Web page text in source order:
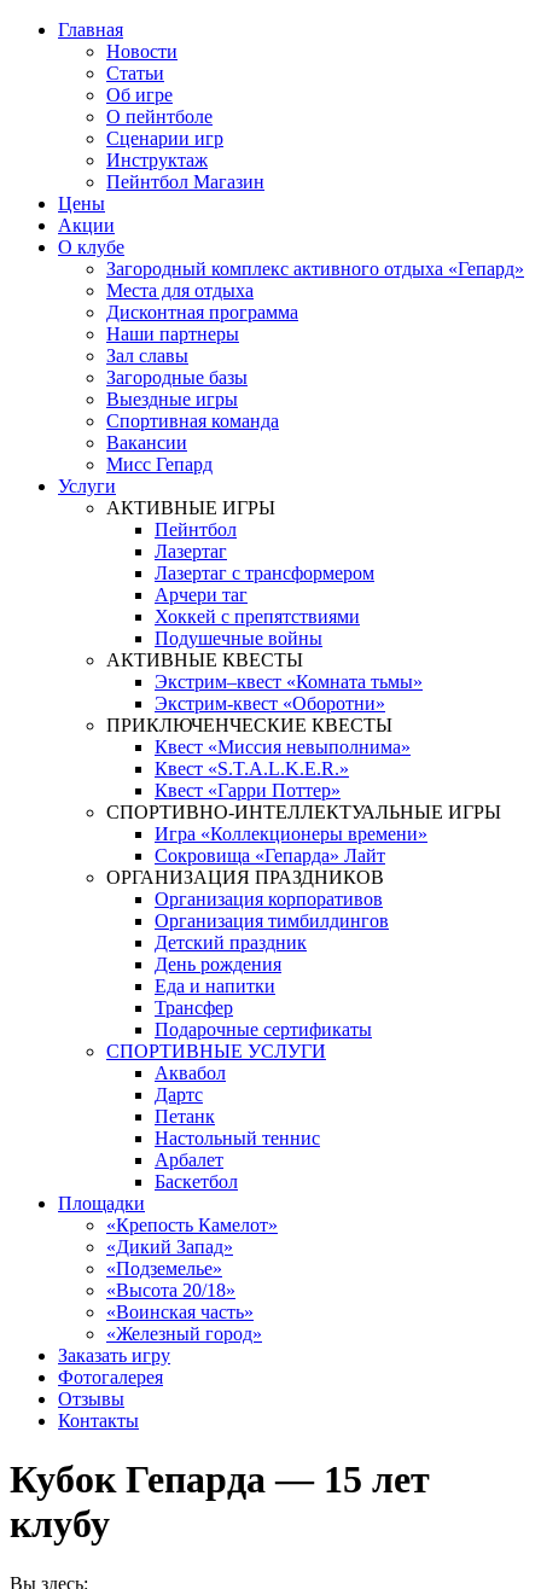
Главная
Новости
Статьи
Об игре
О пейнтболе
Сценарии игр
Инструктаж
Пейнтбол Магазин
Цены
Акции
О клубе
Загородный комплекс активного отдыха «Гепард»
Места для отдыха
Дисконтная программа
Наши партнеры
Зал славы
Загородные базы
Выездные игры
Спортивная команда
Вакансии
Мисс Гепард
Услуги
АКТИВНЫЕ ИГРЫ
Пейнтбол
Лазертаг
Лазертаг с трансформером
Арчери таг
Хоккей с препятствиями
Подушечные войны
АКТИВНЫЕ КВЕСТЫ
Экстрим–квест «Комната тьмы»
Экстрим-квест «Оборотни»
ПРИКЛЮЧЕНЧЕСКИЕ КВЕСТЫ
Квест «Миссия невыполнима»
Квест «S.T.A.L.K.E.R.»
Квест «Гарри Поттер»
СПОРТИВНО-ИНТЕЛЛЕКТУАЛЬНЫЕ ИГРЫ
Игра «Коллекционеры времени»
Сокровища «Гепарда» Лайт
ОРГАНИЗАЦИЯ ПРАЗДНИКОВ
Организация корпоративов
Организация тимбилдингов
Детский праздник
День рождения
Еда и напитки
Трансфер
Подарочные сертификаты
СПОРТИВНЫЕ УСЛУГИ
Аквабол
Дартс
Петанк
Настольный теннис
Арбалет
Баскетбол
Площадки
«Крепость Камелот»
«Дикий Запад»
«Подземелье»
«Высота 20/18»
«Воинская часть»
«Железный город»
Заказать игру
Фотогалерея
Отзывы
Контакты
Кубок Гепарда — 15 лет
клубу
Вы здесь: